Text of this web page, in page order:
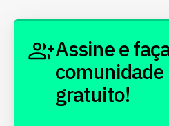
Assine e
gratuito!